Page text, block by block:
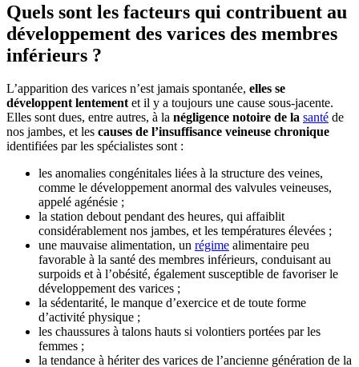
Quels sont les facteurs qui contribuent au
développement des varices des membres
inférieurs ?
L’apparition des varices n’est jamais spontanée, elles se
développent lentementet il y a toujours une cause sous-jacente.
Elles sont dues, entre autres, à la négligence notoire de la santé de
nos jambes, et les causes de l’insuffisance veineuse chronique
identifiées par les spécialistes sont :
les anomalies congénitales liées à la structure des veines,
comme le développement anormal des valvules veineuses,
appelé agénésie ;
la station debout pendant des heures, qui affaiblit
considérablement nos jambes, et les températures élevées ;
une mauvaise alimentation, un régime alimentaire peu
favorable à la santé des membres inférieurs, conduisant au
surpoids et à l’obésité, également susceptible de favoriser le
développement des varices ;
la sédentarité, le manque d’exercice et de toute forme
d’activité physique ;
les chaussures à talons hauts si volontiers portées par les
femmes ;
la tendance à hériter des varices de l’ancienne génération de la